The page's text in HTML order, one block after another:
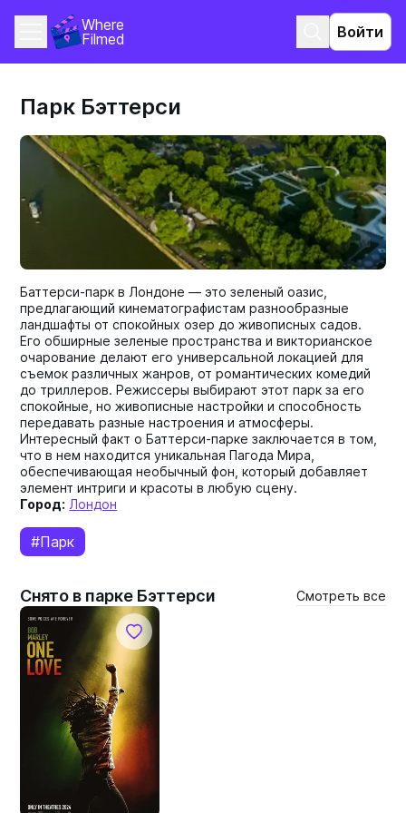
Where
Filmed
Войти
Парк Бэттерси
Баттерси-парк в Лондоне — это зеленый оазис,
предлагающий кинематографистам разнообразные
ландшафты от спокойных озер до живописных садов.
Его обширные зеленые пространства и викторианское
очарование делают его универсальной локацией для
съемок различных жанров, от романтических комедий
до триллеров. Режиссеры выбирают этот парк за его
спокойные, но живописные настройки и способность
передавать разные настроения и атмосферы.
Интересный факт о Баттерси-парке заключается в том,
что в нем находится уникальная Пагода Мира,
обеспечивающая необычный фон, который добавляет
элемент интриги и красоты в любую сцену.
Город: Лондон
#Парк
Снято в парке Бэттерси Смотреть все